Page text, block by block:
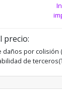
precio:
daños por colisión
de